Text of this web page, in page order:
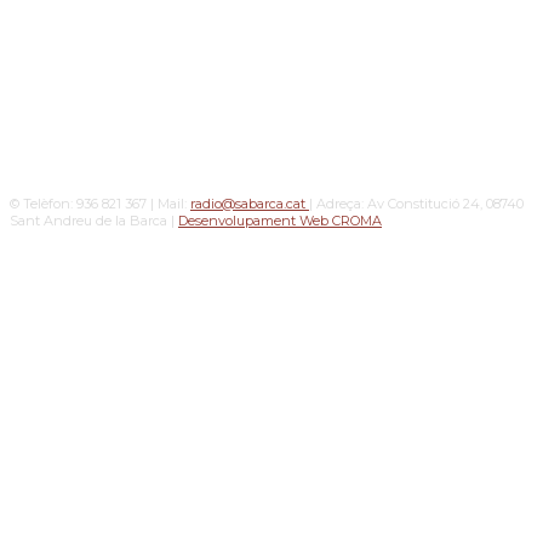
© Telèfon: 936 821 367 | Mail: radio@sabarca.cat | Adreça: Av Constitució 24, 08740
Sant Andreu de la Barca | Desenvolupament Web CROMA